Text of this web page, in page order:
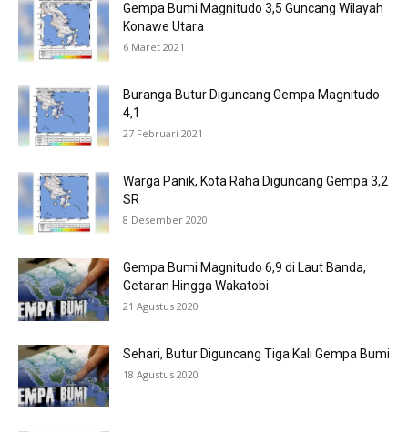
Gempa Bumi Magnitudo 3,5 Guncang Wilayah
Konawe Utara
6 Maret 2021
Buranga Butur Diguncang Gempa Magnitudo
4,1
27 Februari 2021
Warga Panik, Kota Raha Diguncang Gempa 3,2
SR
8 Desember 2020
Gempa Bumi Magnitudo 6,9 di Laut Banda,
Getaran Hingga Wakatobi
21 Agustus 2020
Sehari, Butur Diguncang Tiga Kali Gempa Bumi
18 Agustus 2020